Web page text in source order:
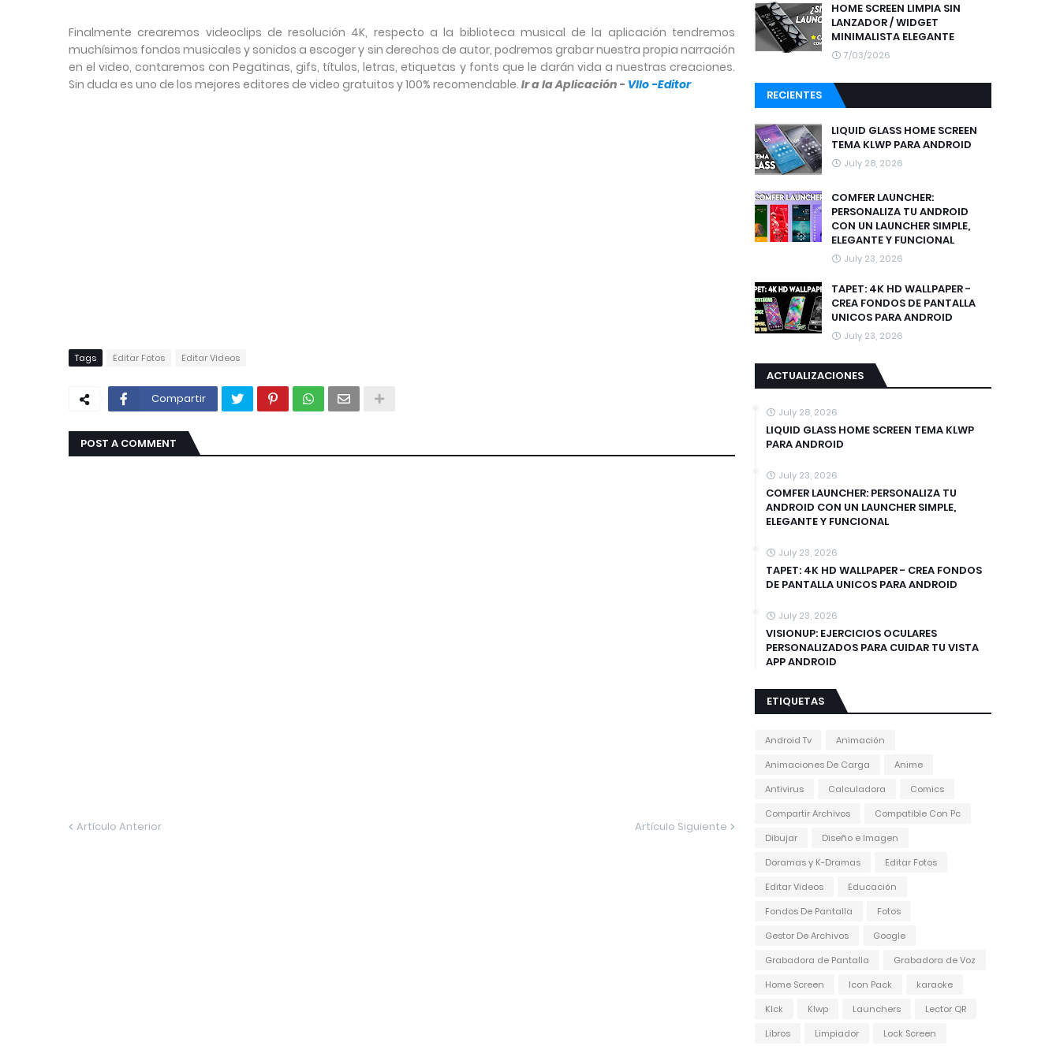
Finalmente crearemos videoclips de resolución 4K, respecto a la biblioteca musical de la aplicación tendremos
muchísimos fondos musicales y sonidos a escoger y sin derechos de autor, podremos grabar nuestra propia narración
en el video, contaremos con Pegatinas, gifs, títulos, letras, etiquetas y fonts que le darán vida a nuestras creaciones.
Sin duda es uno de los mejores editores de video gratuitos y 100% recomendable. Ir a la Aplicación - Vllo -Editor
Tags Editar Fotos Editar Videos
Compartir
POST A COMMENT
Artículo Anterior Artículo Siguiente
HOME SCREEN LIMPIA SIN
LANZADOR / WIDGET
MINIMALISTA ELEGANTE
7/03/2026
RECIENTES
LIQUID GLASS HOME SCREEN
TEMA KLWP PARA ANDROID
July 28, 2026
COMFER LAUNCHER:
PERSONALIZA TU ANDROID
CON UN LAUNCHER SIMPLE,
ELEGANTE Y FUNCIONAL
July 23, 2026
TAPET: 4K HD WALLPAPER -
CREA FONDOS DE PANTALLA
UNICOS PARA ANDROID
July 23, 2026
ACTUALIZACIONES
July 28, 2026
LIQUID GLASS HOME SCREEN TEMA KLWP
PARA ANDROID
July 23, 2026
COMFER LAUNCHER: PERSONALIZA TU
ANDROID CON UN LAUNCHER SIMPLE,
ELEGANTE Y FUNCIONAL
July 23, 2026
TAPET: 4K HD WALLPAPER - CREA FONDOS
DE PANTALLA UNICOS PARA ANDROID
July 23, 2026
VISIONUP: EJERCICIOS OCULARES
PERSONALIZADOS PARA CUIDAR TU VISTA
APP ANDROID
ETIQUETAS
Android Tv
Animación
Animaciones De Carga
Anime
Antivirus
Calculadora
Comics
Compartir Archivos
Compatible Con Pc
Dibujar
Diseño e Imagen
Doramas y K-Dramas
Editar Fotos
Editar Videos
Educación
Fondos De Pantalla
Fotos
Gestor De Archivos
Google
Grabadora de Pantalla
Grabadora de Voz
Home Screen
Icon Pack
karaoke
Klck
Klwp Launchers
Lector QR
Libros
Limpiador Lock Screen